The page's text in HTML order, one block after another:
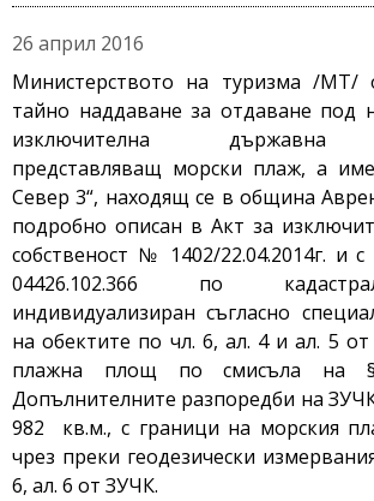
26 април 2016
Министерството на туризма /МТ/
тайно наддаване за отдаване под
изключителна държавна
представляващ морски плаж, а
Север 3“, находящ се в община
подробно описан в Акт за
собственост № 1402/22.04.2014г. и
04426.102.366 по
индивидуализиран съгласно
на обектите по чл. 6, ал. 4 и ал. 5
плажна площ по смисъла
Допълнителните разпоредби на
982 кв.м., с граници на морския
чрез преки геодезически
6, ал. 6 от ЗУЧК.